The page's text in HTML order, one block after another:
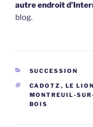
autre endroit
blog.
CATÉGORIES
SUCCESSION
ÉTIQUETTES
CADOTZ , LE
MONTREUIL-
BOIS